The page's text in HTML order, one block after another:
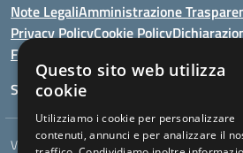
Note LegaliAmministrazione
Privacy PolicyCookie Policy
Feedback
Seguici su:
Via Berardi,9 - 75018 Stigliano (MT) -
Questo sito web utilizza
cookie
Utilizziamo i cookie per personalizzare
contenuti, annunci e per analizzare il